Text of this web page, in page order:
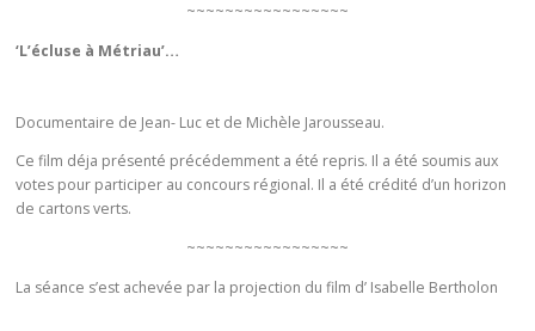
~~~~~~~~~~~~~~~~~
‘L’écluse à Métriau’…
Documentaire de Jean- Luc et de Michèle Jarousseau.
Ce film déja présenté précédemment a été repris. Il a été soumis aux
votes pour participer au concours régional. Il a été crédité d’un horizon
de cartons verts.
~~~~~~~~~~~~~~~~~
La séance s’est achevée par la projection du film d’ Isabelle Bertholon